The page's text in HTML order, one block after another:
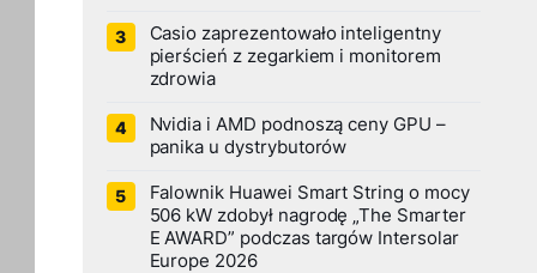
Casio zaprezentowało inteligentny
pierścień z zegarkiem i monitorem
zdrowia
Nvidia i AMD podnoszą ceny GPU –
panika u dystrybutorów
Falownik Huawei Smart String o mocy
506 kW zdobył nagrodę „The Smarter
E AWARD” podczas targów Intersolar
Europe 2026